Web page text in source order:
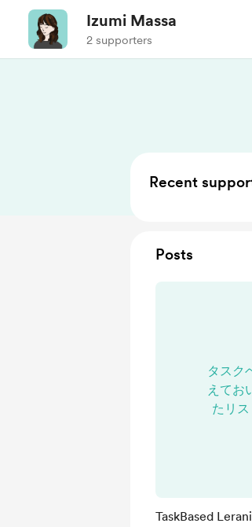
Izumi Massa
2 supporters
Recent
Posts
タスク
えてお
たリ
TaskBased